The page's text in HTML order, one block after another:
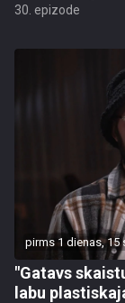
30. epizode
pirms 1 dienas, 15
"Gatavs
labu